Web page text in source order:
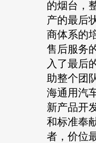
的烟台，
产的最后
商体系的
售后服务
入了最后
助整个团
海通用汽
新产品开
和标准奉
者，价位